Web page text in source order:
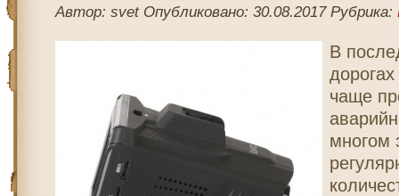
Автор: svet Опубликовано: 30.08.2017 Рубрика:
В
чаще
многом